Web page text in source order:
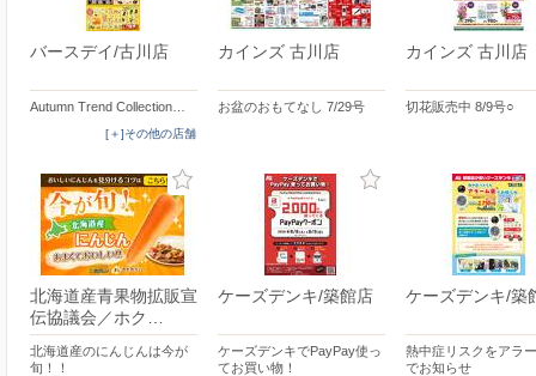
バースデイ/古川店
Autumn Trend Collection…
[＋]その他の店舗
カインズ 古川店
お盆のおもてなし 7/29号
カインズ 古川店
切花販売中 8/9号○
北海道産青果物拡販宣
伝協議会／ホク…
北海道産のにんじんは今が
旬！！
ケーズデンキ/築館店
ケーズデンキでPayPay使っ
てお買い物！
ケーズデンキ/築
熱中症リスクをアラ
でお知らせ